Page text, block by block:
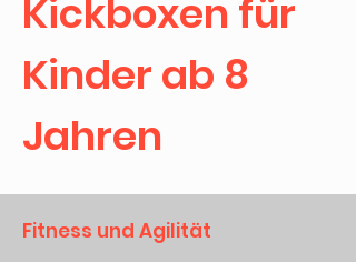
Kickboxen für
Kinder ab 8
Jahren
Fitness und Agilität